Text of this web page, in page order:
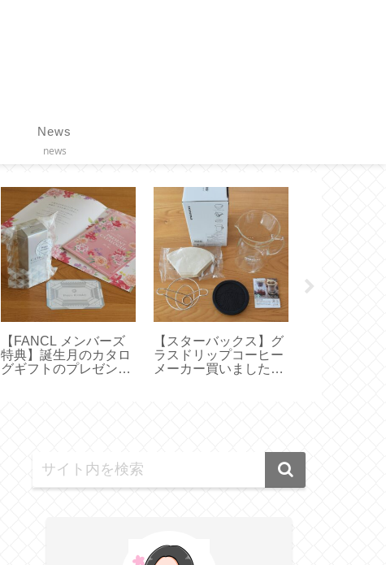
News
news
【DAISO 100均】アル
ファベットスタンプが
可愛い♪【MDF スタン
【 VAKUEN 】使いや
すいサイズはどれ？真
空ポンプで簡単♪便利